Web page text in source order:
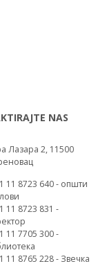
NAS
Лазара 2, 11500
11 8723 640 - општи
11 8723 831 -
11 7705 300 -
11 8765 228 - Звечка